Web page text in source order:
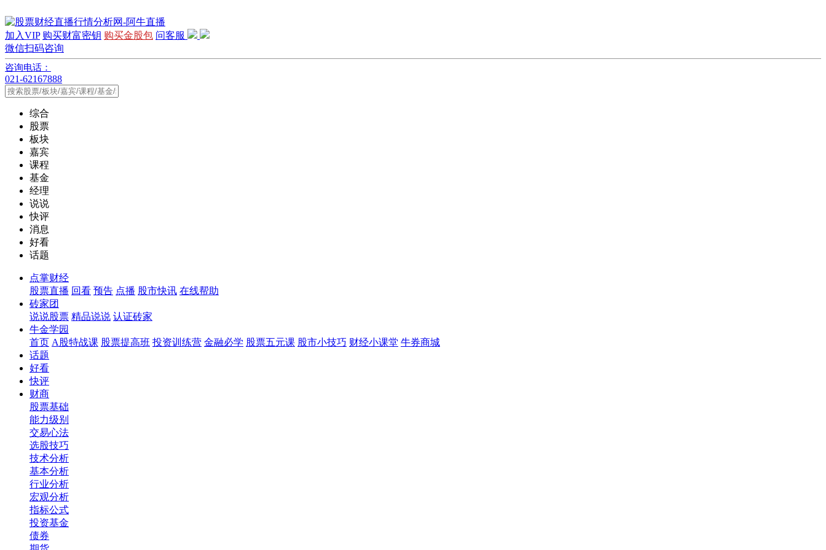
加入VIP 购买财富密钥 购买金股包 问客服
微信扫码咨询
咨询电话：
021-62167888
综合
股票
板块
嘉宾
课程
基金
经理
说说
快评
消息
好看
话题
点掌财经
股票直播 回看 预告 点播 股市快讯 在线帮助
砖家团
说说股票 精品说说 认证砖家
牛金学园
首页 A股特战课 股票提高班 投资训练营 金融必学 股票五元课 股市小技巧 财经小课堂 牛券商城
话题
好看
快评
财商
股票基础
能力级别
交易心法
选股技巧
技术分析
基本分析
行业分析
宏观分析
指标公式
投资基金
债券